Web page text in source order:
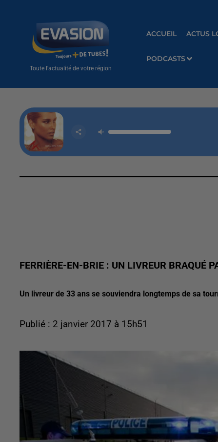
Toute l'actualité de votre région
ACCUEIL ACTUS
PODCASTS
FERRIÈRE-EN-BRIE : UN LIVREUR BRAQUÉ
Un livreur de 33 ans se souviendra longtemps de sa
Publié : 2 janvier 2017 à 15h51